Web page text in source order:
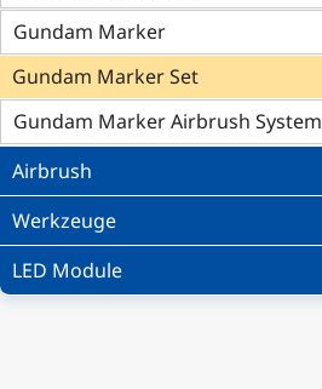
Gundam Marker
Gundam Marker Set
Gundam Marker Airbrush System
Airbrush
Werkzeuge
LED Module